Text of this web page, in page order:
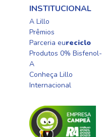
INSTITUCIONAL
A Lillo
Prêmios
Parceria eureciclo
Produtos 0% Bisfenol-
A
Conheça Lillo
Internacional